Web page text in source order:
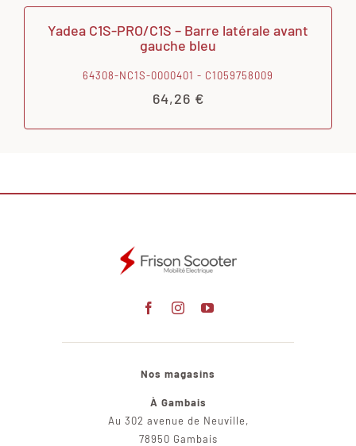
Yadea C1S-PRO/C1S – Barre latérale avant
gauche bleu
64308-NC1S-0000401 - C1059758009
64,26 €
Nos magasins
À Gambais
Au 302 avenue de Neuville,
78950 Gambais